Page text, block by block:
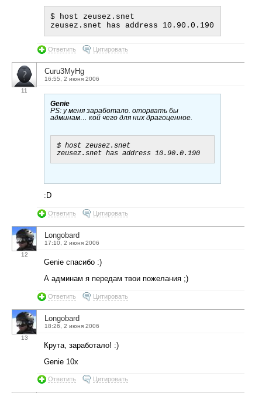
$ host zeusez.snet
Ответить Цитировать
11
Curu3MyHg
16:55, 2 июня 2006
Genie
PS: у меня заработало. оторвать бы
админам… кой чего для них драгоценное.
$ host zeusez.snet
:D
Ответить Цитировать
12
Longobard
17:10, 2 июня 2006
Genie спасибо :)
А админам я передам твои пожелания ;)
Ответить Цитировать
13
Longobard
18:26, 2 июня 2006
Крута, заработало! :)
Genie 10x
Ответить Цитировать